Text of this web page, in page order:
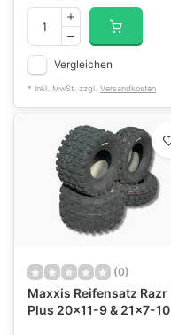
Vergleichen
* Inkl. MwSt. zzgl. Versandkosten
(0)
Maxxis Reifensatz Razr
Plus 20x11-9 & 21x7-10